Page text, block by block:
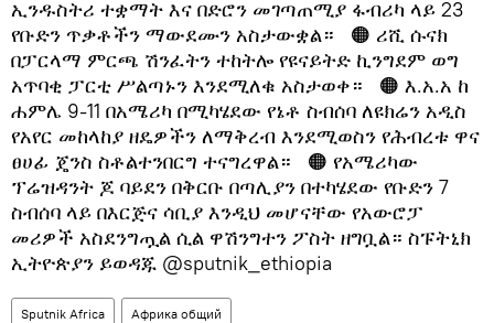
ኢንዱስትሪ ተቋማት እና በድሮን መገጣጠሚያ ፋብሪካ ላይ 23
የቡድን ጥቃቶችን ማውደሙን አስታውቋል። 🟠 ሪሺ ሱናክ
በፓርላማ ምርጫ ሽንፈትን ተከትሎ የዩናይትድ ኪንግደም ወግ
አጥባቂ ፓርቲ ሥልጣኑን እንደሚለቁ አስታወቀ። 🟠 እ.አ.አ ከ
ሐምሌ 9-11 በአሜሪካ በሚካሄደው የኔቶ ስብሰባ ለዩክሬን አዲስ
የአየር መከላከያ ዘዴዎችን ለማቅረብ እንደሚወስን የሕብረቱ ዋና
ፀሀፊ ጄንስ ስቶልተንበርግ ተናግረዋል። 🟠 የአሜሪካው
ፕሬዝዳንት ጆ ባይደን በቅርቡ በጣሊያን በተካሄደው የቡድን 7
ስብሰባ ላይ በእርጅና ሳቢያ እንዲህ መሆናቸው የአውሮፓ
መሪዎች አስደንግጧል ሲል ዋሽንግተን ፖስት ዘግቧል። ስፑትኒክ
ኢትዮጵያን ይወዳጁ @sputnik_ethiopia
Sputnik Africa Африка общий